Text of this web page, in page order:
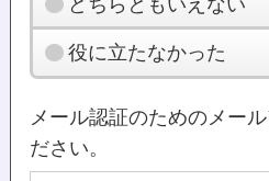
役に立たなかった
メール認証のためのメー
ださい。